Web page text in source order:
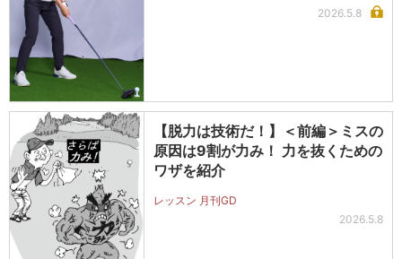
2026.5.8
【脱力は技術だ！】＜前編＞ミスの
原因は9割が力み！ 力を抜くための
ワザを紹介
レッスン 月刊GD
2026.5.8